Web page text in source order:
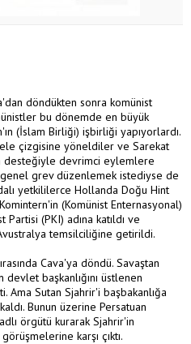
döndükten sonra komünist
bu dönemde en büyük
(İslam Birliği) işbirliği yapıyorlardı.
çizgisine yöneldiler ve Sarekat
desteğiyle devrimci eylemlere
grev düzenlemek istediyse de
yetkililerce Hollanda Doğu Hint
(Komünist Enternasyonal)
(PKI) adına katıldı ve
temsilciliğine getirildi.
Cava'ya döndü. Savaştan
başkanlığını üstlenen
Ama Sutan Sjahrir'i başbakanlığa
Bunun üzerine Persatuan
örgütü kurarak Sjahrir'in
karşı çıktı.